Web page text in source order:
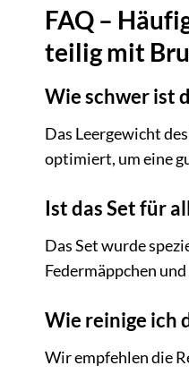
FAQ –
teilig mit
Wie schwer ist
Das Leergewicht
optimiert, um eine
Ist das Set für
Das Set wurde
Federmäppchen
Wie reinige ich
Wir empfehlen die